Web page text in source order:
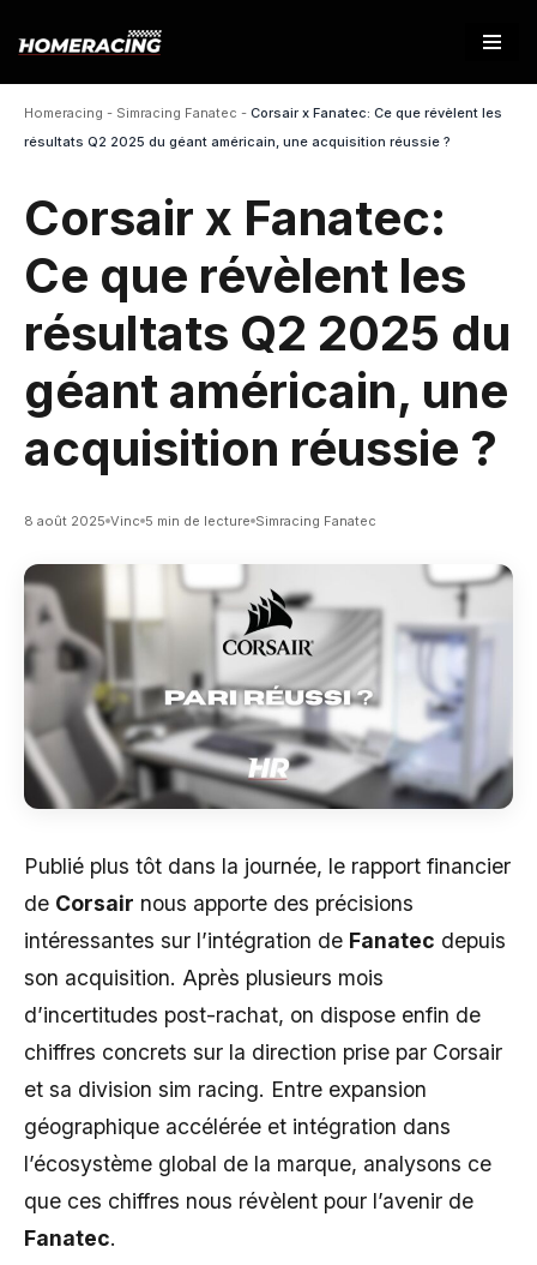
contenu
Homeracing - Simracing Fanatec - Corsair x Fanatec: Ce que révèlent les
résultats Q2 2025 du géant américain, une acquisition réussie ?
Corsair x Fanatec:
Ce que révèlent les
résultats Q2 2025 du
géant américain, une
acquisition réussie ?
8 août 2025 Vinc 5 min de lecture Simracing Fanatec
Publié plus tôt dans la journée, le rapport financier
de Corsair nous apporte des précisions
intéressantes sur l’intégration de Fanatec depuis
son acquisition. Après plusieurs mois
d’incertitudes post-rachat, on dispose enfin de
chiffres concrets sur la direction prise par Corsair
et sa division sim racing. Entre expansion
géographique accélérée et intégration dans
l’écosystème global de la marque, analysons ce
que ces chiffres nous révèlent pour l’avenir de
Fanatec.